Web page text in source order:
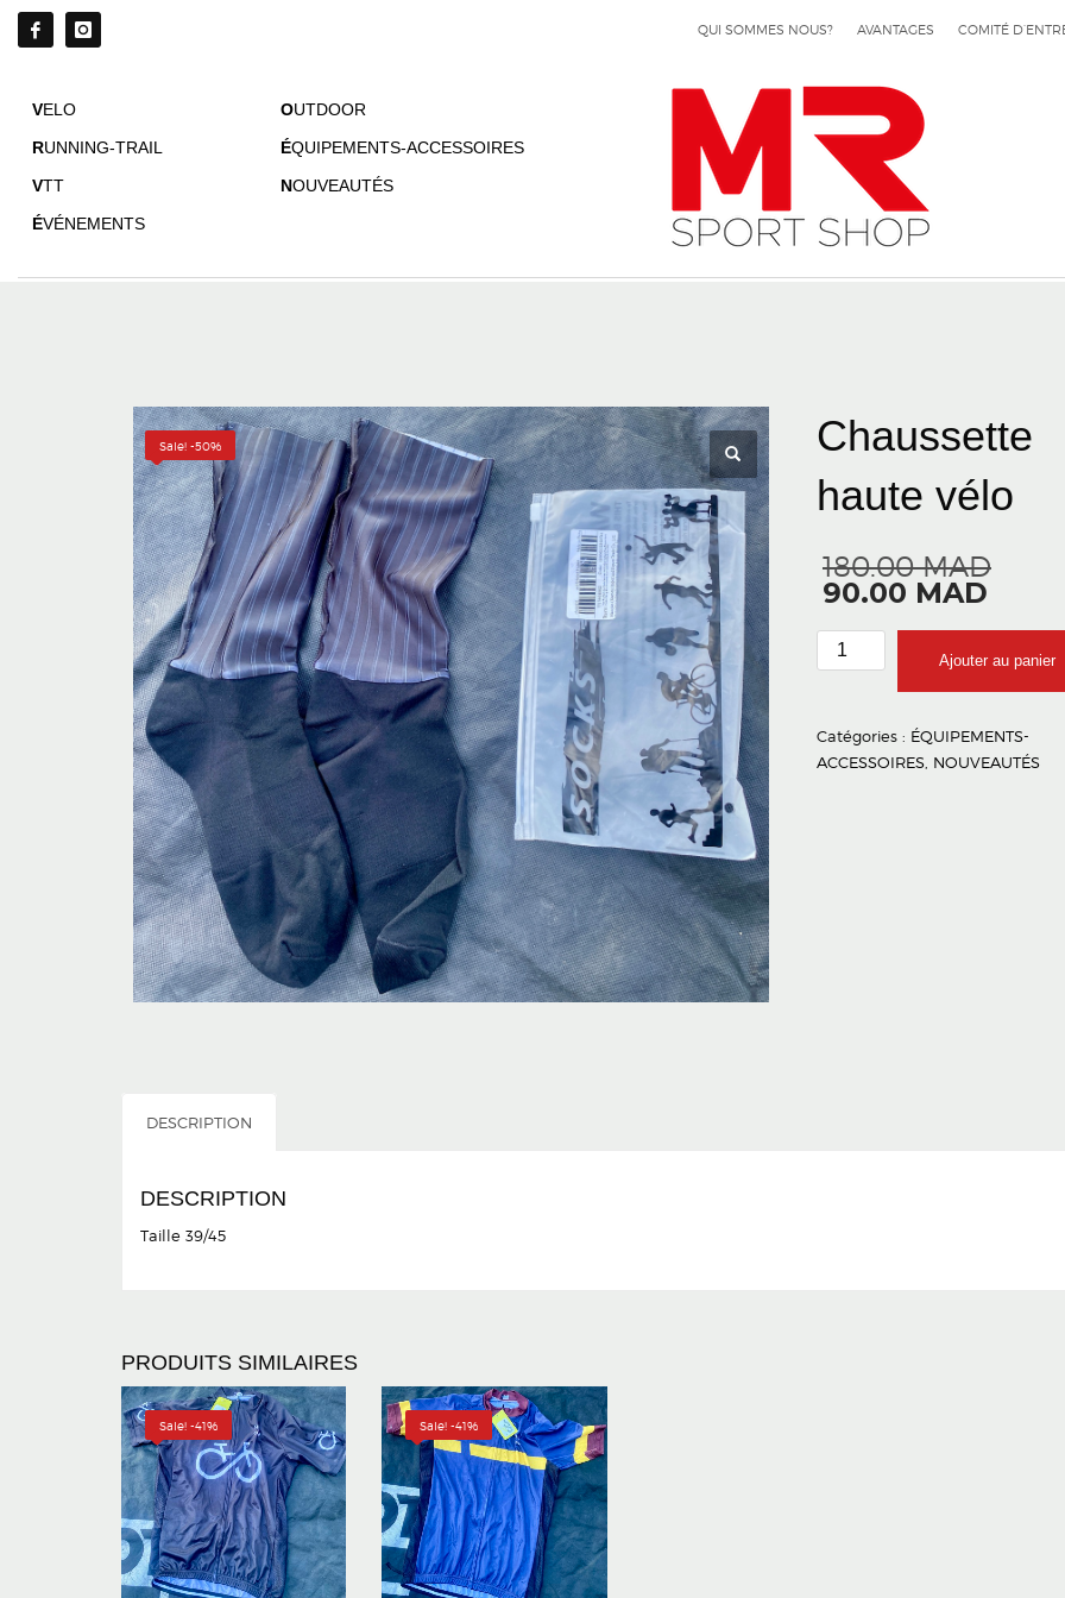
QUI SOMMES NOUS? AVANTAGES COMITÉ
VELO OUTDOOR
RUNNING-TRAIL ÉQUIPEMENTS-ACCESSOIRES
VTT NOUVEAUTÉS
ÉVÉNEMENTS
Sale! -50%
Chaussette
haute vélo
180.00MAD
90.00 MAD
est :
quantité
de
Chaussette
vélo
Ajouter au panier
Catégories : ÉQUIPEMENTS-
ACCESSOIRES, NOUVEAUTÉS
DESCRIPTION
DESCRIPTION
Taille 39/45
PRODUITS SIMILAIRES
Sale! -41% Sale! -41%